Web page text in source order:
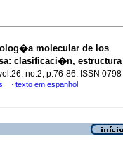
molecular de los
: clasificaci�n, estructura
no.2, p.76-86. ISSN
· texto em espanhol